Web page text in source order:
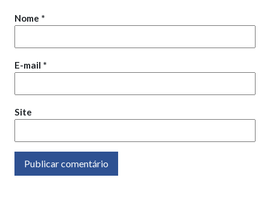
Nome *
E-mail *
Site